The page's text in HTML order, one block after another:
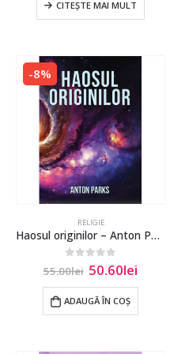
CITEȘTE MAI MULT
-8%
RELIGIE
Haosul originilor – Anton Parks
out of 5
55.00lei 50.60lei
ADAUGĂ ÎN COȘ